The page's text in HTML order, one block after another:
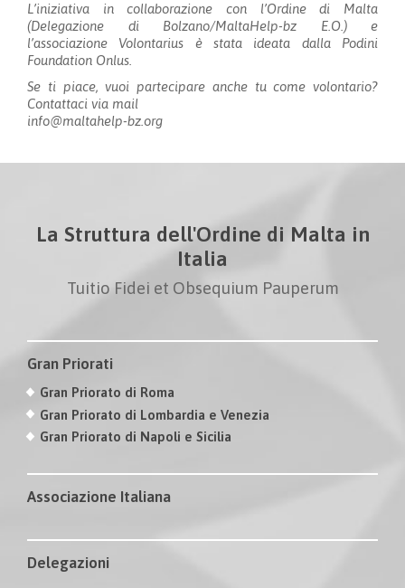
L’iniziativa in collaborazione con l’Ordine di Malta
(Delegazione di Bolzano/MaltaHelp-bz E.O.) e
l’associazione Volontarius è stata ideata dalla Podini
Foundation Onlus.
Se ti piace, vuoi partecipare anche tu come volontario?
Contattaci via mail
info@maltahelp-bz.org
La Struttura dell'Ordine di Malta in
Italia
Tuitio Fidei et Obsequium Pauperum
Gran Priorati
Gran Priorato di Roma
Gran Priorato di Lombardia e Venezia
Gran Priorato di Napoli e Sicilia
Associazione Italiana
Delegazioni